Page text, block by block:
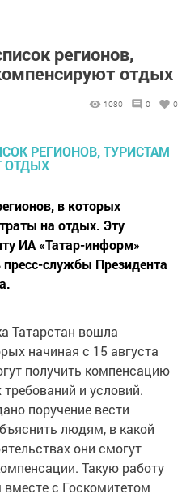
отдых
на отдых. Эту
ИА «Татар-информ»
службы Президента
начиная с 15 августа
получить компенсацию
и условий.
поручение вести
людям, в какой
они смогут
Такую работу
с Госкомитетом
дано», — ответила